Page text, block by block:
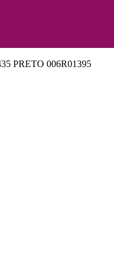
PRETO 006R01395